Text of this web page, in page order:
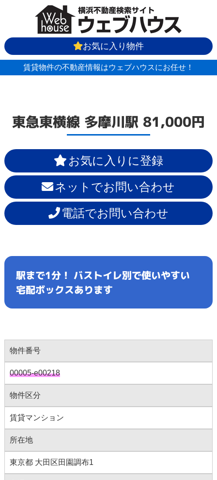
お気に入り物件
賃貸物件の不動産情報はウェブハウスにお任せ！
東急東横線 多摩川駅 81,000円
お気に入りに登録
ネットでお問い合わせ
電話でお問い合わせ
駅まで1分！ バストイレ別で使いやすい
宅配ボックスあります
物件番号
00005-e00218
物件区分
賃貸マンション
所在地
東京都 大田区田園調布1